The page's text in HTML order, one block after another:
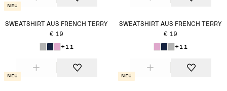
Neu
SWEATSHIRT AUS FRENCH TERRY
€ 19
+11
SWEATSHIRT AUS FRENCH TERRY
€ 19
+11
Neu Neu